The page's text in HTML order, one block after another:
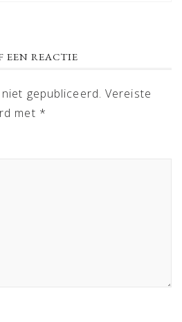
EEN REACTIE
gepubliceerd. Vereiste
met *